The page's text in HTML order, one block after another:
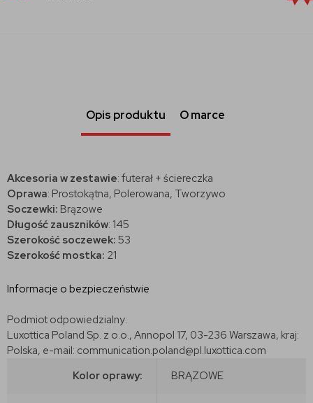
Opis produktu O marce
Akcesoria w zestawie: futerał + ściereczka
Oprawa: Prostokątna, Polerowana, Tworzywo
Soczewki: Brązowe
Długość zauszników: 145
Szerokość soczewek: 53
Szerokość mostka: 21
Informacje o bezpieczeństwie
Podmiot odpowiedzialny:
Luxottica Poland Sp. z o.o., Annopol 17, 03-236 Warszawa, kraj:
Polska, e-mail: communication.poland@pl.luxottica.com
Kolor oprawy:
BRĄZOWE